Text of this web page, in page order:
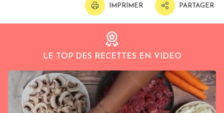
IMPRIMER PARTAGER
LE TOP DES RECETTES EN VIDEO